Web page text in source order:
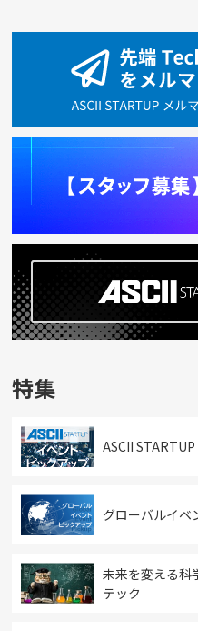
特集
ASCII
グローバルイベ
未来を変える科
テック